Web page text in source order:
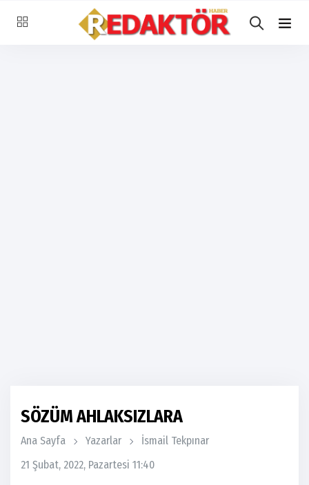
SÖZÜM AHLAKSIZLARA
Ana Sayfa Yazarlar
İsmail Tekpınar
21 Şubat, 2022, Pazartesi 11:40